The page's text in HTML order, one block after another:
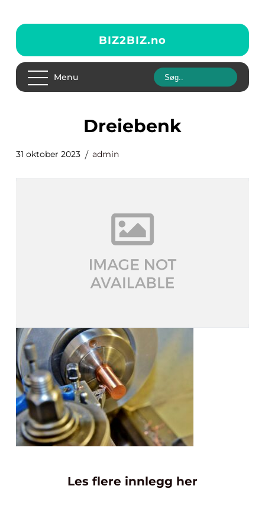
BIZ2BIZ.no
Menu
Dreiebenk
31 oktober 2023 admin
Les flere innlegg her